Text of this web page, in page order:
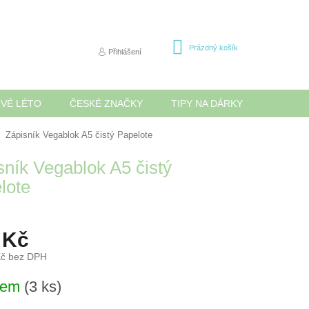
Přihlášení
NÁKUPNÍ
Prázdný košík
LÉTO ČESKÉ ZNAČKY TIPY NA DÁRKY
Zápisník Vegablok A5 čistý Papelote
Vegablok A5 čistý
bez DPH
(3 ks)